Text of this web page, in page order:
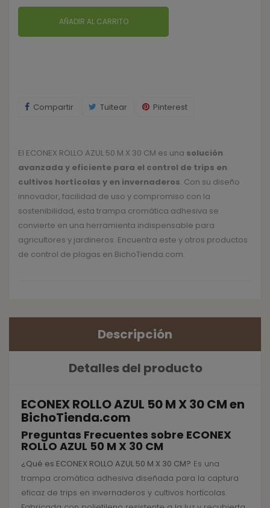
AÑADIR AL CARRITO
Compartir Tuitear Pinterest
El ECONEX ROLLO AZUL 50 M X 30 CM es una solución
avanzada y eficiente para el control de trips en
cultivos hortícolas y en invernaderos. Con su diseño
innovador, facilidad de uso y compromiso con la
sostenibilidad, esta trampa cromática adhesiva se
convierte en una herramienta indispensable para
agricultores y jardineros. Encuentra este y otros productos
de control de plagas en BichoTienda.com.
Descripción
Detalles del producto
ECONEX ROLLO AZUL 50 M X 30 CM en
BichoTienda.com
Preguntas Frecuentes sobre ECONEX
ROLLO AZUL 50 M X 30 CM
¿Qué es ECONEX ROLLO AZUL 50 M X 30 CM? Es una
trampa cromática adhesiva diseñada para la captura
eficaz de trips en invernaderos y cultivos hortícolas.